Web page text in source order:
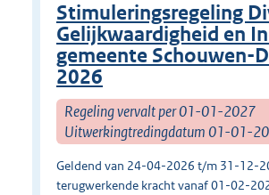
Stimuleringsregeling
Gelijkwaardigheid en
gemeente Schouwen-
2026
Regeling vervalt per 01-01-2027
Uitwerkingtredingdatum 01-01-
Geldend van 24-04-2026 t/m 31-12-
terugwerkende kracht vanaf 01-02-